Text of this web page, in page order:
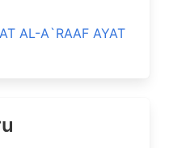
AL-A`RAAF AYAT